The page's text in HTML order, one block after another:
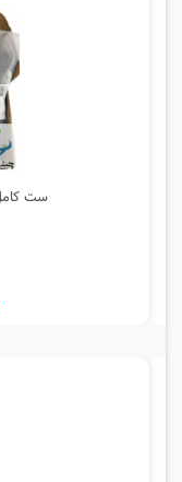
ست کامل